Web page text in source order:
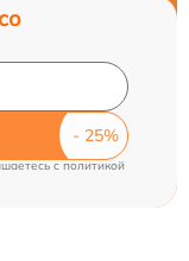
cполитикой